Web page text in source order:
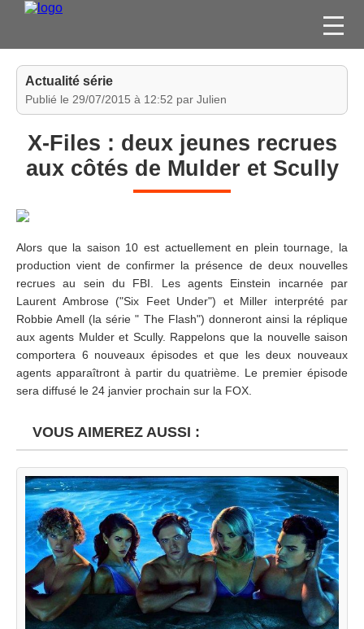
FILMS
JEUX VIDÉO
CONCOURS
ESPACE
MEMBRE
Actualité série
Publié le 29/07/2015 à 12:52 par Julien
X-Files : deux jeunes recrues
aux côtés de Mulder et Scully
Alors que la saison 10 est actuellement en plein tournage, la
production vient de confirmer la présence de deux nouvelles
recrues au sein du FBI. Les agents Einstein incarnée par
Laurent Ambrose ("Six Feet Under") et Miller interprété par
Robbie Amell (la série " The Flash") donneront ainsi la réplique
aux agents Mulder et Scully. Rappelons que la nouvelle saison
comportera 6 nouveaux épisodes et que les deux nouveaux
agents apparaîtront à partir du quatrième. Le premier épisode
sera diffusé le 24 janvier prochain sur la FOX.
VOUS AIMEREZ AUSSI :